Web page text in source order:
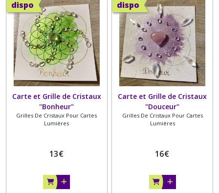
dispo
Carte et Grille de Cristaux
"Bonheur"
Grilles De Cristaux Pour Cartes
Lumières
13€
dispo
Carte et Grille de Cristaux
"Douceur"
Grilles De Cristaux Pour Cartes
Lumières
16€